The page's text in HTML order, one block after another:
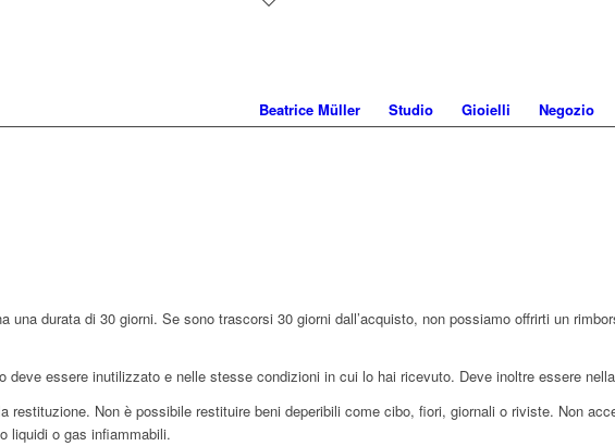
Beatrice Müller Studio Gioielli Negozio
una durata di 30 giorni. Se sono trascorsi 30 giorni dall’acquisto, non possiamo offrirti un
deve essere inutilizzato e nelle stesse condizioni in cui lo hai ricevuto. Deve inoltre essere
restituzione. Non è possibile restituire beni deperibili come cibo, fiori, giornali o riviste. Non
liquidi o gas infiammabili.